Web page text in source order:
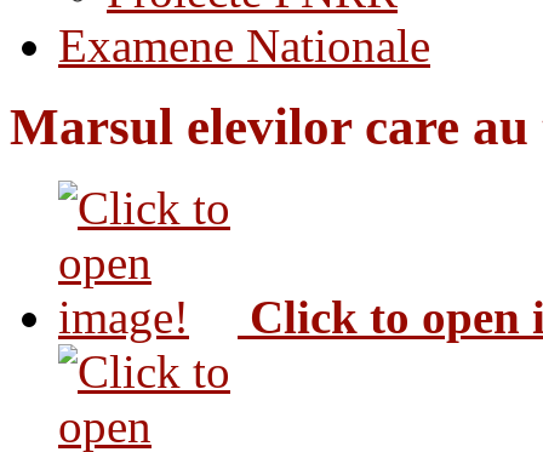
Examene Nationale
Marsul elevilor care
Click to open